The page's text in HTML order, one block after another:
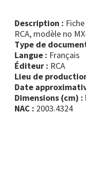
Description :
RCA, modèle no
Type de
Langue : Français
Éditeur : RCA
Lieu de
Date
Dimensions (cm) :
NAC : 2003.4324